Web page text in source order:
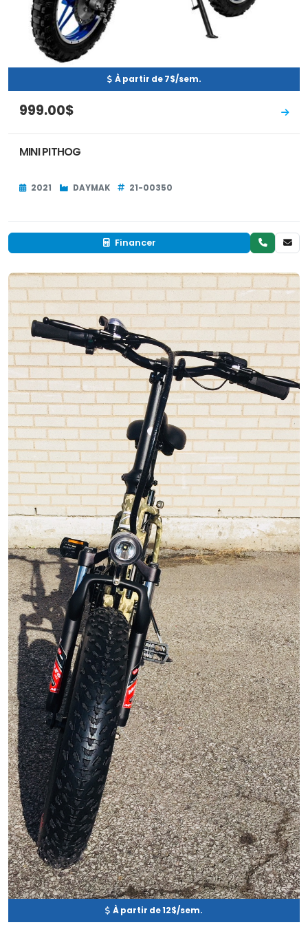
À partir de 7$/sem.
999.00$
MINI PITHOG
2021 DAYMAK 21-00350
Financer
EN INVENTAIRE Neuf
À partir de 12$/sem.